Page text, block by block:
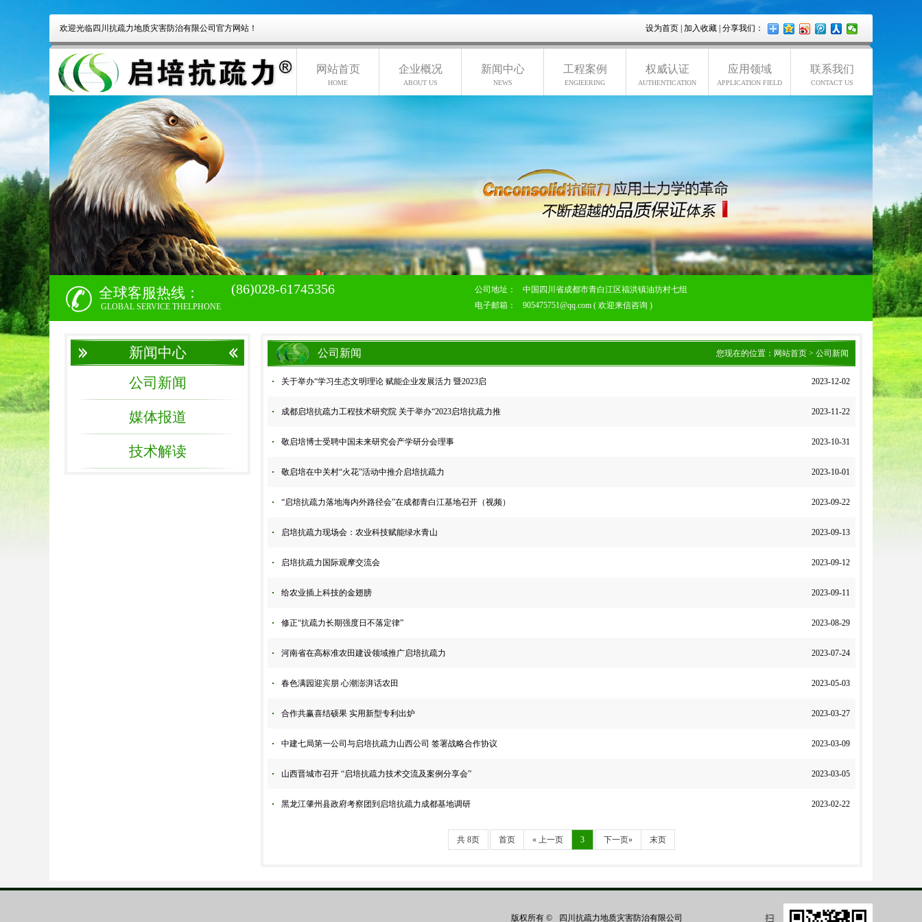
欢迎光临四川抗疏力地质灾害防治有限公司官方网站！ 设为首页 加入收藏 | 分享我们：
网站首页
HOME
企业概况
ABOUT US
新闻中心
NEWS
工程案例
ENGIEERING
权威认证
AUTHENTICATION
应用领域
APPLICATION FIELD
联系我们
CONTACT US
全球客服热线：
GLOBAL SERVICE THELPHONE
(86)028-61745356 公司地址：
中国四川省成都市青白江区福洪镇油坊村七组
电子邮箱：
905475751@qq.com ( 欢迎来信咨询 )
新闻中心
公司新闻
媒体报道
技术解读
公司新闻 您现在的位置： 网站首页 > 公司新闻
关于举办“学习生态文明理论 赋能企业发展活力 暨2023启 2023-12-02
成都启培抗疏力工程技术研究院 关于举办“2023启培抗疏力推 2023-11-22
敬启培博士受聘中国未来研究会产学研分会理事 2023-10-31
敬启培在中关村“火花”活动中推介启培抗疏力 2023-10-01
“启培抗疏力落地海内外路径会”在成都青白江基地召开（视频） 2023-09-22
启培抗疏力现场会：农业科技赋能绿水青山 2023-09-13
启培抗疏力国际观摩交流会 2023-09-12
给农业插上科技的金翅膀 2023-09-11
修正“抗疏力长期强度日不落定律” 2023-08-29
河南省在高标准农田建设领域推广启培抗疏力 2023-07-24
春色满园迎宾朋 心潮澎湃话农田 2023-05-03
合作共赢喜结硕果 实用新型专利出炉 2023-03-27
中建七局第一公司与启培抗疏力山西公司 签署战略合作协议 2023-03-09
山西晋城市召开 “启培抗疏力技术交流及案例分享会” 2023-03-05
黑龙江肇州县政府考察团到启培抗疏力成都基地调研 2023-02-22
共 8页 首页 « 上一页 3 下一页» 末页
版权所有 © 四川抗疏力地质灾害防治有限公司